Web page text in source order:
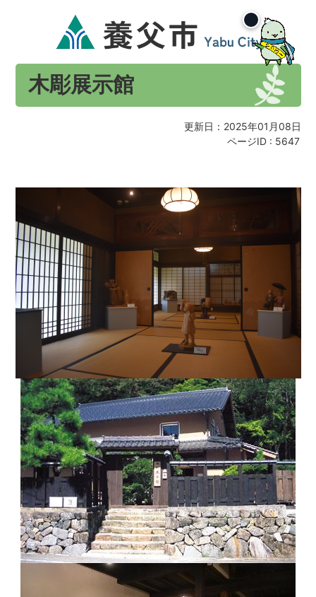
木彫展示館
更新日：2025年01月08日
ページID : 5647